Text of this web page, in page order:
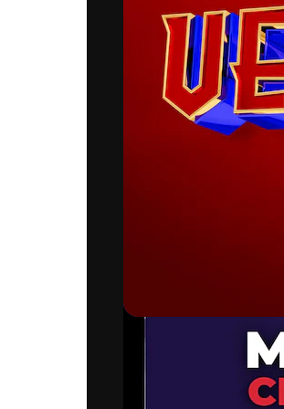
La plataforma
trabajo. Más
entre
estudios.
Español
Copyright © 2010-